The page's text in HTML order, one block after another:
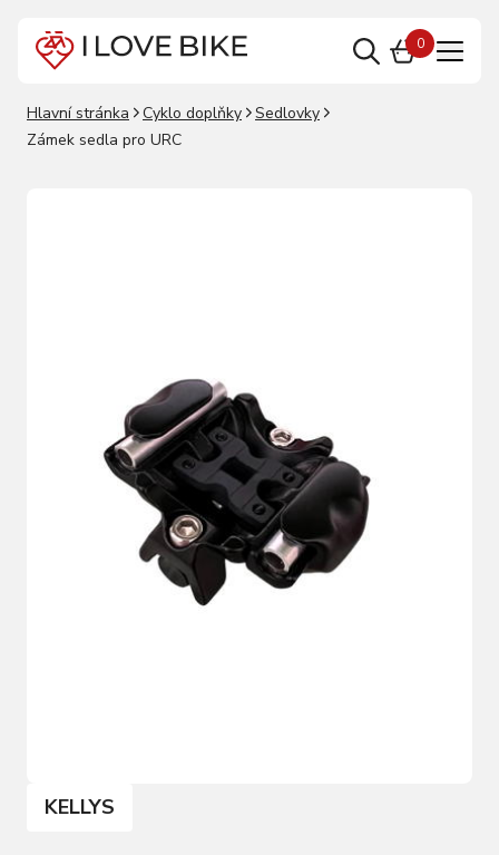
0
Hlavní stránka Cyklo doplňky
Sedlovky
Zámek sedla pro URC
KELLYS